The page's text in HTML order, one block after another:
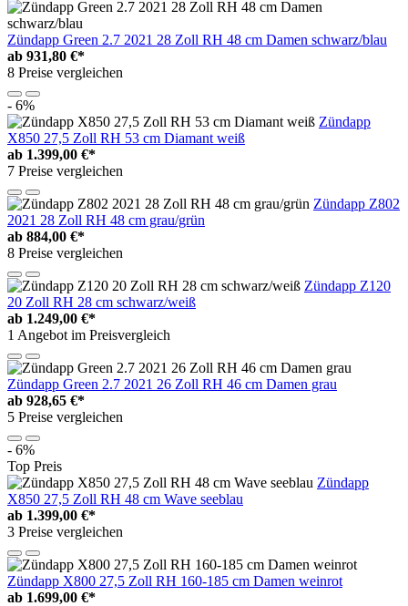
Zündapp Green 2.7 2021 28 Zoll RH 48 cm Damen schwarz/blau
ab 931,80 €*
8 Preise vergleichen
- 6%
Zündapp
X850 27,5 Zoll RH 53 cm Diamant weiß
ab 1.399,00 €*
7 Preise vergleichen
Zündapp Z802
2021 28 Zoll RH 48 cm grau/grün
ab 884,00 €*
8 Preise vergleichen
Zündapp Z120
20 Zoll RH 28 cm schwarz/weiß
ab 1.249,00 €*
1 Angebot im Preisvergleich
Zündapp Green 2.7 2021 26 Zoll RH 46 cm Damen grau
ab 928,65 €*
5 Preise vergleichen
- 6%
Top Preis
Zündapp
X850 27,5 Zoll RH 48 cm Wave seeblau
ab 1.399,00 €*
3 Preise vergleichen
Zündapp X800 27,5 Zoll RH 160-185 cm Damen weinrot
ab 1.699,00 €*